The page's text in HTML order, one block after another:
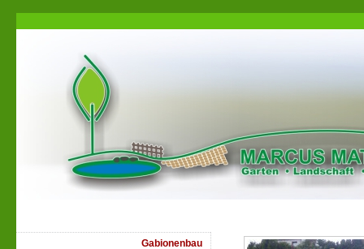
Gabionenbau